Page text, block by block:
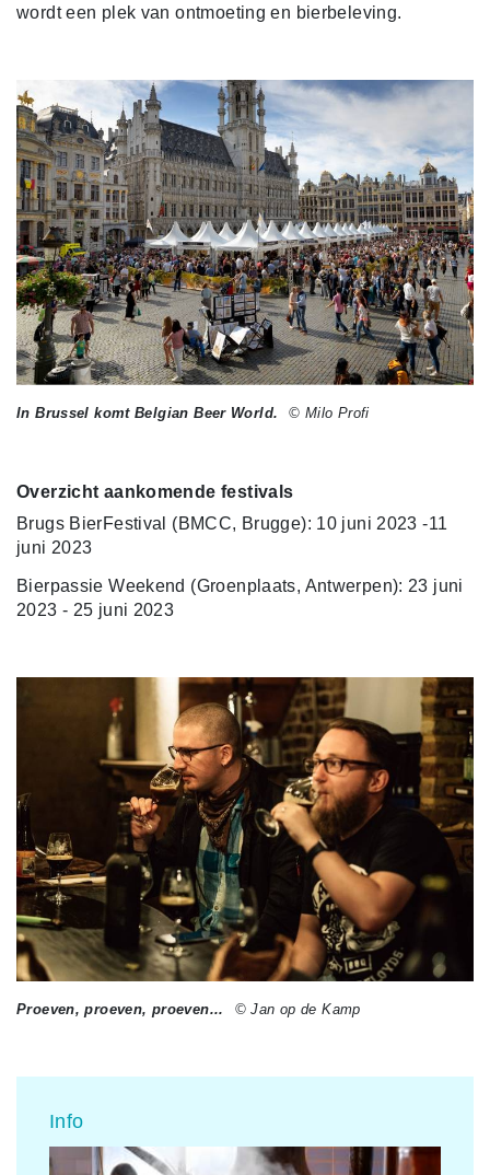
wordt een plek van ontmoeting en bierbeleving.
In Brussel komt Belgian Beer World. © Milo Profi
Overzicht aankomende festivals
Brugs BierFestival (BMCC, Brugge): 10 juni 2023 -11
juni 2023
Bierpassie Weekend (Groenplaats, Antwerpen): 23 juni
2023 - 25 juni 2023
Proeven, proeven, proeven... © Jan op de Kamp
Info